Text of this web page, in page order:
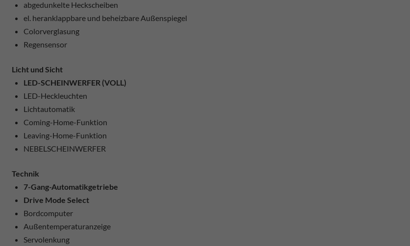
abgedunkelte Heckscheiben
el. heranklappbare und beheizbare Außenspiegel
Colorverglasung
Regensensor
Licht und Sicht
LED-SCHEINWERFER (VOLL)
LED-Heckleuchten
Lichtautomatik
Coming-Home-Funktion
Leaving-Home-Funktion
NEBELSCHEINWERFER
Technik
7-Gang-Automatikgetriebe
Drive Mode Select
Bordcomputer
Außentemperaturanzeige
Servolenkung